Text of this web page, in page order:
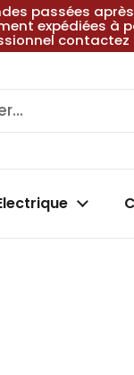
passées
expédiées à
contactez